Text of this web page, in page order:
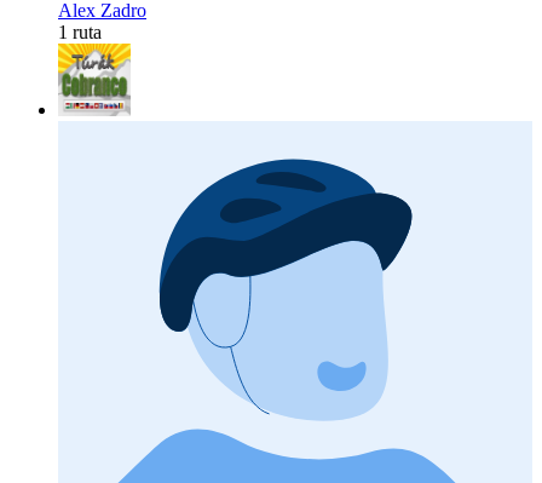
Alex Zadro
1 ruta